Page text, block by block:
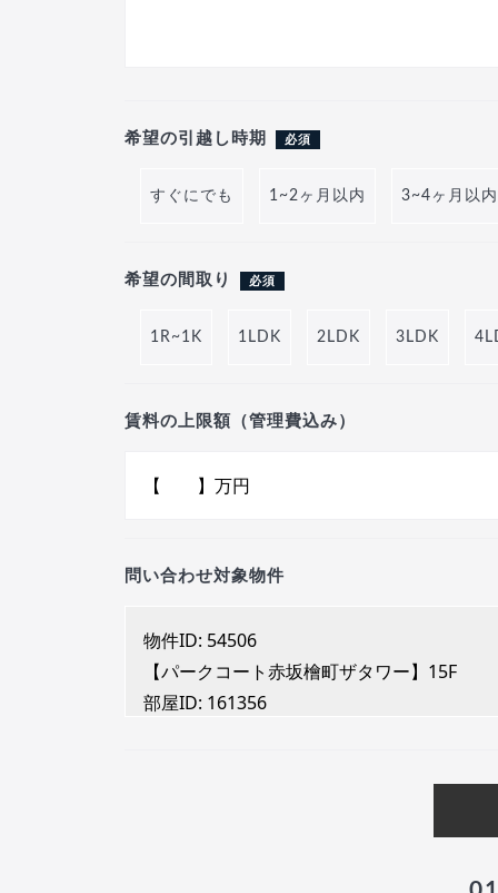
希望の引越し時期 必須
すぐにでも 1~2ヶ月以内 3~4ヶ月以内
希望の間取り 必須
1R~1K 1LDK 2LDK 3LDK
賃料の上限額（管理費込み）
問い合わせ対象物件